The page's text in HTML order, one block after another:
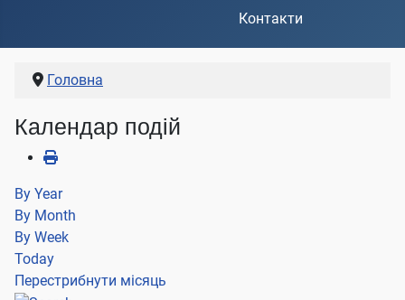
Контакти
Головна
Календар подій
By Year
By Month
By Week
Today
Перестрибнути місяць